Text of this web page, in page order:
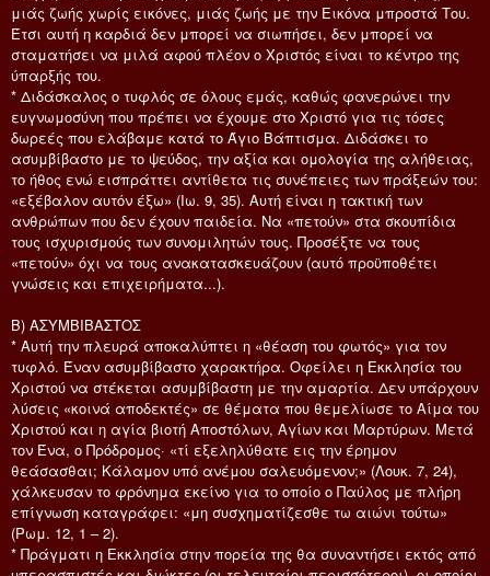
μιάς ζωής χωρίς εικόνες, μιάς ζωής με την Εικόνα μπροστά Του.
Έτσι αυτή η καρδιά δεν μπορεί να σιωπήσει, δεν μπορεί να
σταματήσει να μιλά αφού πλέον ο Χριστός είναι το κέντρο της
ύπαρξής του.
* Διδάσκαλος ο τυφλός σε όλους εμάς, καθώς φανερώνει την
ευγνωμοσύνη που πρέπει να έχουμε στο Χριστό για τις τόσες
δωρεές που ελάβαμε κατά το Άγιο Βάπτισμα. Διδάσκει το
ασυμβίβαστο με το ψεύδος, την αξία και ομολογία της αλήθειας,
το ήθος ενώ εισπράττει αντίθετα τις συνέπειες των πράξεών του:
«εξέβαλον αυτόν έξω» (Ιω. 9, 35). Αυτή είναι η τακτική των
ανθρώπων που δεν έχουν παιδεία. Να «πετούν» στα σκουπίδια
τους ισχυρισμούς των συνομιλητών τους. Προσέξτε να τους
«πετούν» όχι να τους ανακατασκευάζουν (αυτό προϋποθέτει
γνώσεις και επιχειρήματα...).
Β) ΑΣΥΜΒΙΒΑΣΤΟΣ
* Αυτή την πλευρά αποκαλύπτει η «θέαση του φωτός» για τον
τυφλό. Έναν ασυμβίβαστο χαρακτήρα. Οφείλει η Εκκλησία του
Χριστού να στέκεται ασυμβίβαστη με την αμαρτία. Δεν υπάρχουν
λύσεις «κοινά αποδεκτές» σε θέματα που θεμελίωσε το Αίμα του
Χριστού και η αγία βιοτή Αποστόλων, Αγίων και Μαρτύρων. Μετά
τον Ένα, ο Πρόδρομος· «τί εξεληλύθατε εις την έρημον
θεάσασθαι; Κάλαμον υπό ανέμου σαλευόμενον;» (Λουκ. 7, 24),
χάλκευσαν το φρόνημα εκείνο για το οποίο ο Παύλος με πλήρη
επίγνωση καταγράφει: «μη συσχηματίζεσθε τω αιώνι τούτω»
(Ρωμ. 12, 1 – 2).
* Πράγματι η Εκκλησία στην πορεία της θα συναντήσει εκτός από